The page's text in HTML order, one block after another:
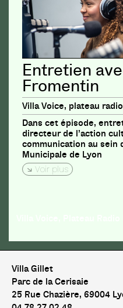
Entretien
Fromentin
Villa Voice, plateau radio
Dans cet épisode,
directeur de l’action
communication au sein
Municipale de Lyon
Voir plus
Villa Gillet
Parc de la Cerisaie
25 Rue Chazière, 69004